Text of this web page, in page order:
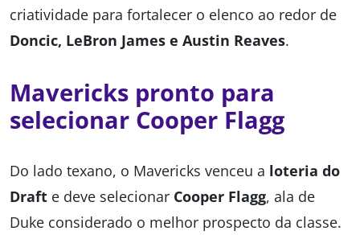
criatividade para fortalecer o elenco ao redor de
Doncic, LeBron James e Austin Reaves.
Mavericks pronto para
selecionar Cooper Flagg
Do lado texano, o Mavericks venceu a loteria do
Draft e deve selecionar Cooper Flagg, ala de
Duke considerado o melhor prospecto da classe.